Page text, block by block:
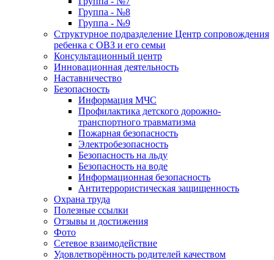
Группа - №8
Группа - №9
Структурное подразделение Центр сопровождения
ребенка с ОВЗ и его семьи
Консультационный центр
Инновационная деятельность
Наставничество
Безопасность
Информация МЧС
Профилактика детского дорожно-
транспортного травматизма
Пожарная безопасность
Электробезопасность
Безопасность на льду
Безопасность на воде
Информационная безопасность
Антитеррористическая защищенность
Охрана труда
Полезные ссылки
Отзывы и достижения
Фото
Сетевое взаимодействие
Удовлетворённость родителей качеством